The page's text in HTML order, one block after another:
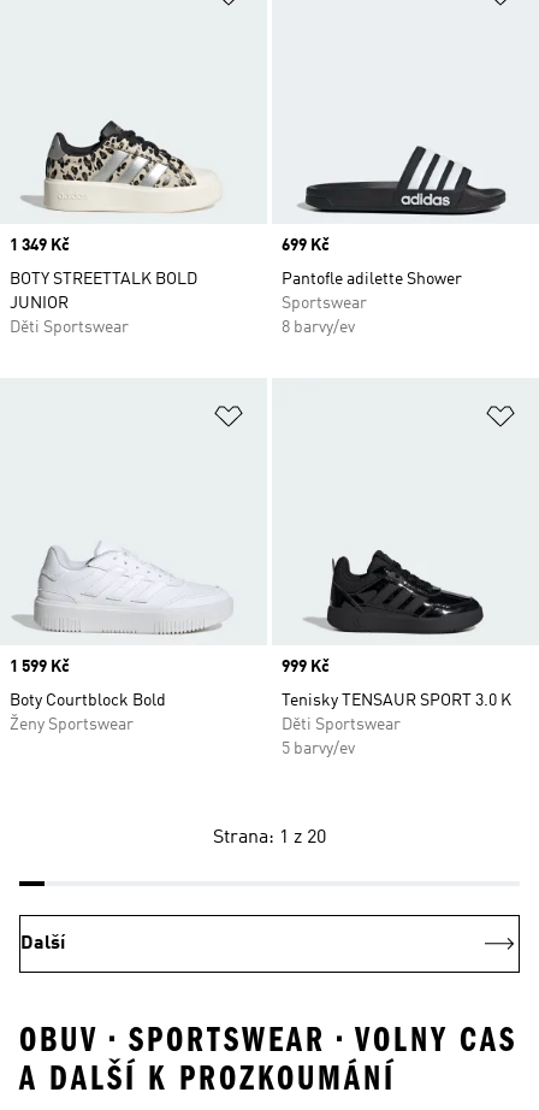
Price
1 349 Kč
BOTY STREETTALK BOLD
JUNIOR
Děti Sportswear
Price
699 Kč
Pantofle adilette Shower
Sportswear
8 barvy/ev
Price
1 599 Kč
Boty Courtblock Bold
Ženy Sportswear
Price
999 Kč
Tenisky TENSAUR SPORT 3.0 K
Děti Sportswear
5 barvy/ev
Strana: 1 z 20
Další
OBUV • SPORTSWEAR • VOLNY CAS
A DALŠÍ K PROZKOUMÁNÍ